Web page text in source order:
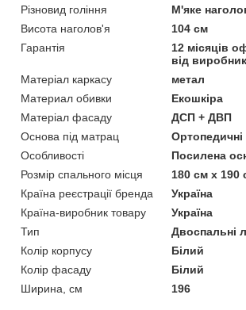
Різновид гоління
М'яке
Висота наголов'я
104 см
Гарантія
12 місяців
від
Матеріал каркасу
метал
Материал обивки
Екошкіра
Матеріал фасаду
ДСП + ДВП
Основа під матрац
Ортопедичні
Особливості
Посилена
Розмір спального місця
180 см х 190
Країна реєстрації бренда
Україна
Країна-виробник товару
Україна
Тип
Двоспальні
Колір корпусу
Білий
Колір фасаду
Білий
Ширина, см
196